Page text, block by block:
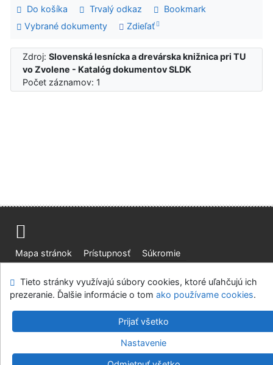
Do košíka Trvalý odkaz
Bookmark
Vybrané dokumenty
Zdieľať
Zdroj:Slovenská lesnícka a drevárska knižnica pri TU
vo Zvolene - Katalóg dokumentov SLDK
Počet záznamov: 1
Mapa stránok Prístupnosť
Súkromie
Slovenská lesnícka a drevárska knižnica pri Technickej
univerzite vo Zvolene
©1993-2026IPACv.4.8.63a-Cosmotron Slovakia, s.r.o.
Tieto stránky využívajú súbory cookies, ktoré uľahčujú ich
prezeranie. Ďalšie informácie o tom ako používame cookies.
Prijať všetko
Nastavenie